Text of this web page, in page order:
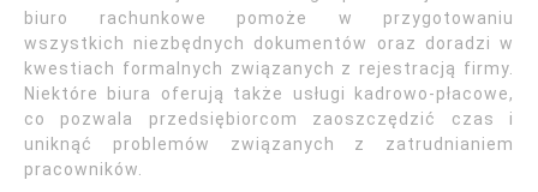
biuro rachunkowe pomoże w przygotowaniu
wszystkich niezbędnych dokumentów oraz doradzi w
kwestiach formalnych związanych z rejestracją firmy.
Niektóre biura oferują także usługi kadrowo-płacowe,
co pozwala przedsiębiorcom zaoszczędzić czas i
uniknąć problemów związanych z zatrudnianiem
pracowników.